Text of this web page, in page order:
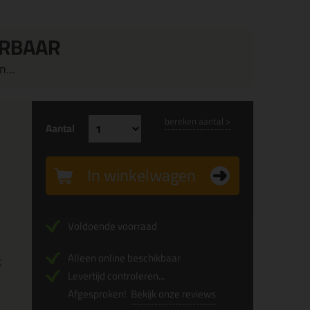
Aantal bereken aantal >
In winkelwagen
Voldoende voorraad
Alleen online beschikbaar
Levertijd controleren...
Afgesproken! Bekijk onze reviews